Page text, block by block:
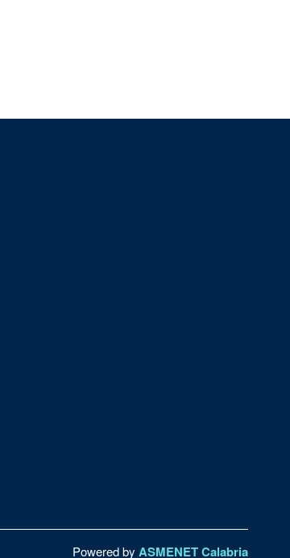
Powered by ASMENET Calabria